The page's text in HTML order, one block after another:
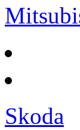
Skoda